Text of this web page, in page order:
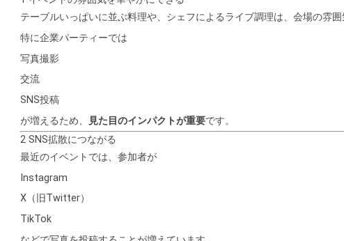
テーブルいっぱいに並ぶ料理や、シェフによるライブ調理は、会場の雰囲
特に企業パーティーでは
写真撮影
交流
SNS投稿
が増えるため、 見た目のインパクトが重要です。
2 SNS拡散につながる
最近のイベントでは、参加者が
Instagram
X（旧Twitter）
TikTok